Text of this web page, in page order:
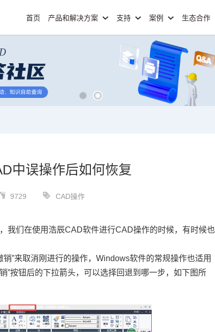
首页 产品和解决方案 支持 案例 生态合作
中误操作后如何恢复
9729 CAD操作
我们在使用浩辰CAD软件进行CAD操作的时候，有时候也
销”来取消刚进行的操作，Windows软件的常规操作也适用
”按钮后的下拉箭头，可以选择回退到哪一步，如下图所